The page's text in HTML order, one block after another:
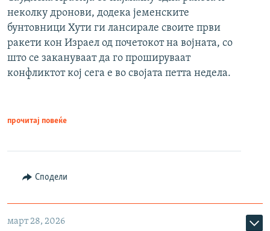
неколку дронови, додека јеменските
бунтовници Хути ги лансирале своите први
ракети кон Израел од почетокот на војната, со
што се закануваат да го прошируваат
конфликтот кој сега е во својата петта недела.
прочитај повеќе
Сподели
март 28, 2026